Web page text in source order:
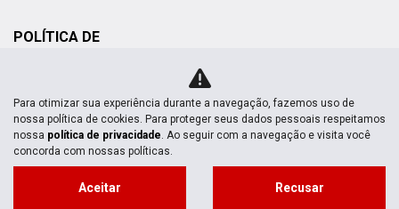
POLÍTICA DE
No trânsito, enxergar o outro salva
Para otimizar sua experiência durante a navegação, fazemos uso de
nossa política de cookies. Para proteger seus dados pessoais respeitamos
nossa política de privacidade. Ao seguir com a navegação e visita você
concorda com nossas políticas.
Aceitar Recusar